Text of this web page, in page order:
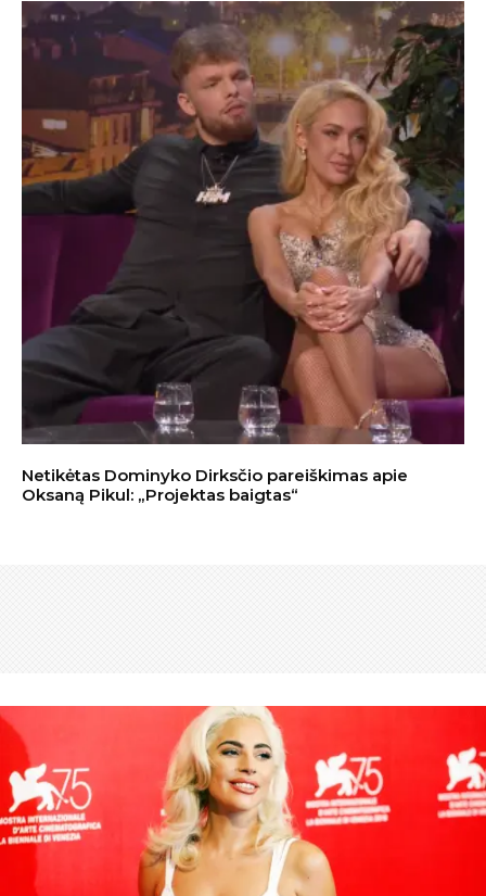
Netikėtas Dominyko Dirksčio pareiškimas apie
Oksaną Pikul: „Projektas baigtas“